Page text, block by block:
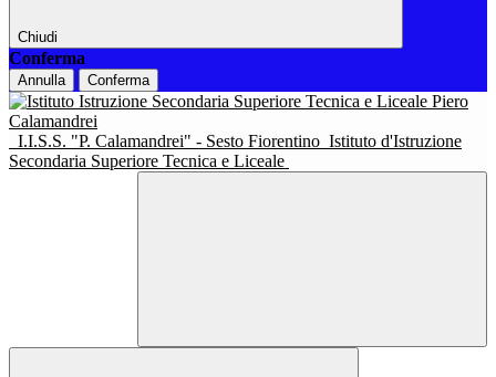
Chiudi
Conferma
Annulla Conferma
I.I.S.S. "P. Calamandrei" - Sesto Fiorentino Istituto d'Istruzione
Secondaria Superiore Tecnica e Liceale